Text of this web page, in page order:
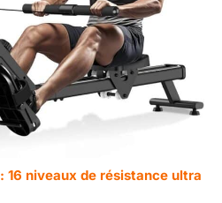
16 niveaux de résistance ultra